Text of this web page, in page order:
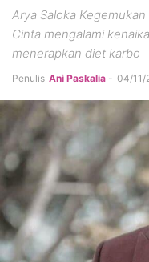
Arya Saloka
Cinta mengalami
menerapkan diet karbo
Penulis Ani Paskalia - 04/11/